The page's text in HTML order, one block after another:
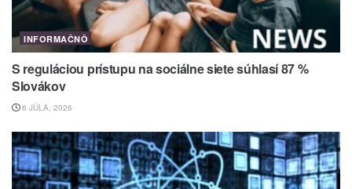
INFORMAČNÔ
S reguláciou prístupu na sociálne siete súhlasí 87 %
Slovákov
6 JÚLA, 2026